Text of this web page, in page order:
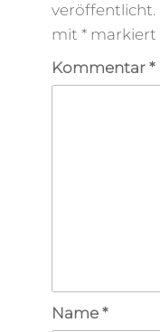
veröffentlicht.
mit *markiert
Kommentar *
Name *